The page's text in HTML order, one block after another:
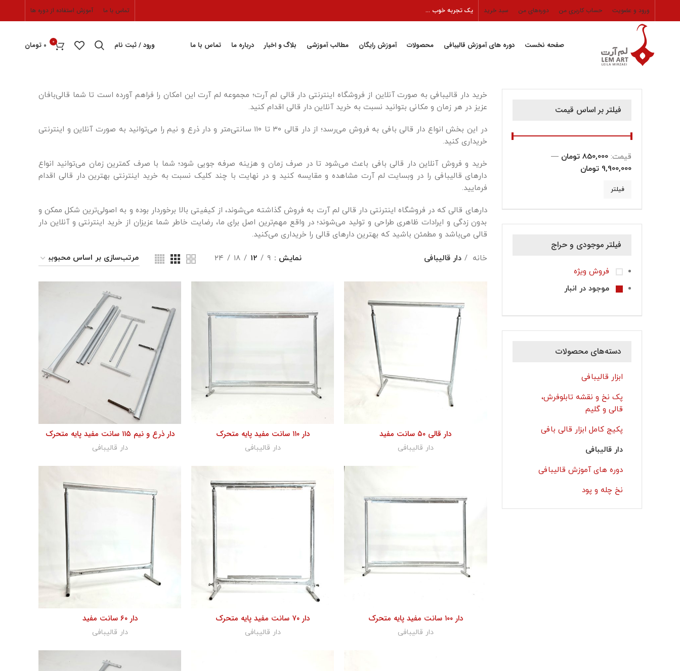
ورود و عضویت حساب کاربری من دوره‌های من سبد خرید یک تجربه خوب ... تماس با ما آموزش استفاده از دوره ها
صفحه نخست دوره های آموزش قالیبافی محصولات آموزش رایگان مطالب آموزشی بلاگ و اخبار درباره ما تماس با ما ورود / ثبت نام 0
0 تومان
فیلتر بر اساس قیمت
فیلتر
قیمت: 850,000 تومان
—
9,900,000 تومان
فیلتر موجودی و حراج
فروش ویژه
موجود در انبار
دسته‌های محصولات
ابزار قالیبافی
پک نخ و نقشه تابلوفرش،
قالی و گلیم
پکیج کامل ابزار قالی بافی
دار قالیبافی
دوره های آموزش قالیبافی
نخ چله و پود
خرید دار قالیبافی به صورت آنلاین از فروشگاه اینترنتی دار قالی لم آرت؛ مجموعه لم آرت این امکان را فراهم آورده است تا شما قالی‌بافان
عزیز در هر زمان و مکانی بتوانید نسبت به خرید آنلاین دار قالی اقدام کنید.
در این بخش انواع دار قالی بافی به فروش می‌رسد؛ از دار قالی ۳۰ تا ۱۱۰ سانتی‌متر و دار ذرع و نیم را می‌توانید به صورت آنلاین و اینترنتی
خریداری کنید.
خرید و فروش آنلاین دار قالی بافی باعث می‌شود تا در صرف زمان و هزینه صرفه جویی شود؛ شما با صرف کمترین زمان می‌توانید انواع
دارهای قالیبافی را در وبسایت لم آرت مشاهده و مقایسه کنید و در نهایت با چند کلیک نسبت به خرید اینترنتی بهترین دار قالی اقدام
فرمایید.
دارهای قالی که در فروشگاه اینترنتی دار قالی لم آرت به فروش گذاشته می‌شوند، از کیفیتی بالا برخوردار بوده و به اصولی‌ترین شکل ممکن و
بدون زدگی و ایرادات ظاهری طراحی و تولید می‌شوند؛ در واقع مهم‌ترین اصل برای ما، رضایت خاطر شما عزیزان از خرید اینترنتی و آنلاین دار
قالی می‌باشد و مطمئن باشید که بهترین دارهای قالی را خریداری می‌کنید.
خانه دار قالیبافی نمایش ۹ ۱۲ ۱۸ ۲۴
دار قالی ۵۰ سانت مفید
دار قالیبافی
دار ۱۱۰ سانت مفید پایه متحرک
دار قالیبافی
دار ذرع و نیم ۱۱۵ سانت مفید پایه متحرک
دار قالیبافی
دار ۱۰۰ سانت مفید پایه متحرک
دار قالیبافی
دار ۷۰ سانت مفید پایه متحرک
دار قالیبافی
دار ۶۰ سانت مفید
دار قالیبافی